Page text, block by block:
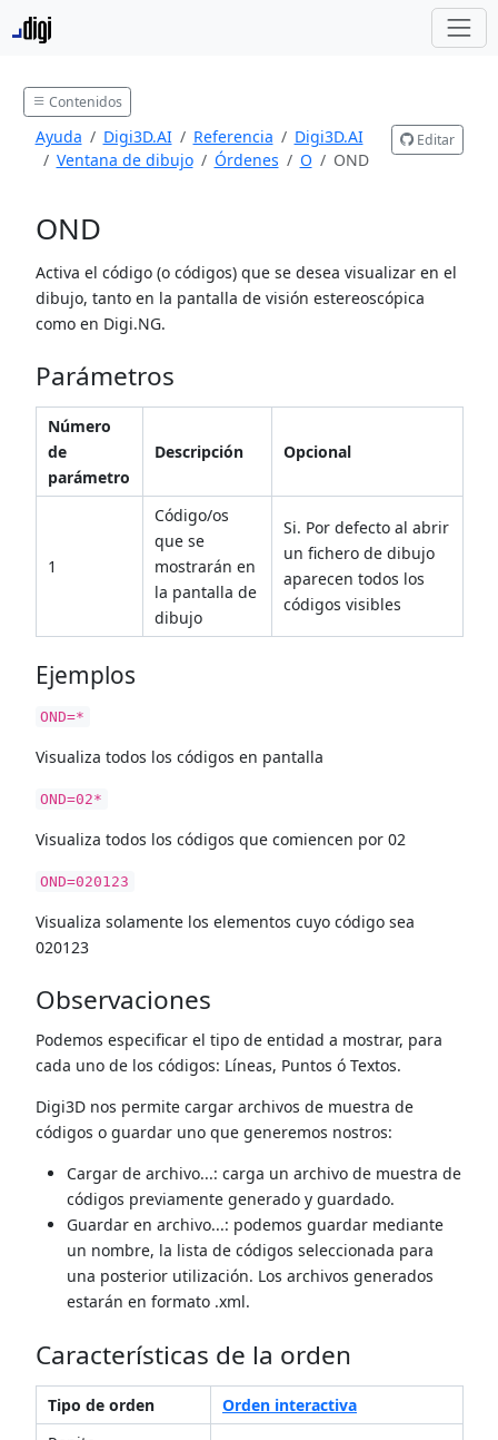
Contenidos
Ayuda Digi3D.AI Referencia
Digi3D.AI
Ventana de dibujo
Órdenes O OND
Editar
OND
Activa el código (o códigos) que se desea visualizar en el
dibujo, tanto en la pantalla de visión estereoscópica
como en Digi.NG.
Parámetros
Número
de
parámetro
Descripción Opcional
1
Código/os
que se
mostrarán en
la pantalla de
dibujo
Si. Por defecto al abrir
un fichero de dibujo
aparecen todos los
códigos visibles
Ejemplos
OND=*
Visualiza todos los códigos en pantalla
OND=02*
Visualiza todos los códigos que comiencen por 02
OND=020123
Visualiza solamente los elementos cuyo código sea
020123
Observaciones
Podemos especificar el tipo de entidad a mostrar, para
cada uno de los códigos: Líneas, Puntos ó Textos.
Digi3D nos permite cargar archivos de muestra de
códigos o guardar uno que generemos nostros:
Cargar de archivo...: carga un archivo de muestra de
códigos previamente generado y guardado.
Guardar en archivo...: podemos guardar mediante
un nombre, la lista de códigos seleccionada para
una posterior utilización. Los archivos generados
estarán en formato .xml.
Características de la orden
Tipo de orden
Orden interactiva